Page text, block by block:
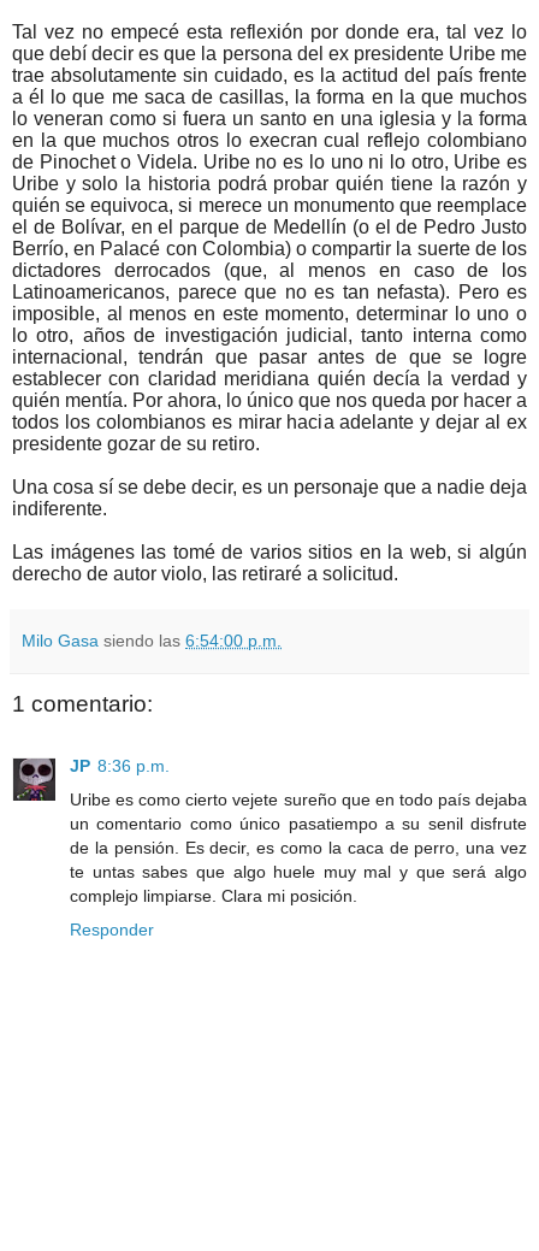
Tal vez no empecé esta reflexión por donde era, tal vez lo
que debí decir es que la persona del ex presidente Uribe me
trae absolutamente sin cuidado, es la actitud del país frente
a él lo que me saca de casillas, la forma en la que muchos
lo veneran como si fuera un santo en una iglesia y la forma
en la que muchos otros lo execran cual reflejo colombiano
de Pinochet o Videla. Uribe no es lo uno ni lo otro, Uribe es
Uribe y solo la historia podrá probar quién tiene la razón y
quién se equivoca, si merece un monumento que reemplace
el de Bolívar, en el parque de Medellín (o el de Pedro Justo
Berrío, en Palacé con Colombia) o compartir la suerte de los
dictadores derrocados (que, al menos en caso de los
Latinoamericanos, parece que no es tan nefasta). Pero es
imposible, al menos en este momento, determinar lo uno o
lo otro, años de investigación judicial, tanto interna como
internacional, tendrán que pasar antes de que se logre
establecer con claridad meridiana quién decía la verdad y
quién mentía. Por ahora, lo único que nos queda por hacer a
todos los colombianos es mirar hacia adelante y dejar al ex
presidente gozar de su retiro.
Una cosa sí se debe decir, es un personaje que a nadie deja
indiferente.
Las imágenes las tomé de varios sitios en la web, si algún
derecho de autor violo, las retiraré a solicitud.
Milo Gasa siendo las 6:54:00 p.m.
1 comentario:
JP 8:36 p.m.
Uribe es como cierto vejete sureño que en todo país dejaba
un comentario como único pasatiempo a su senil disfrute
de la pensión. Es decir, es como la caca de perro, una vez
te untas sabes que algo huele muy mal y que será algo
complejo limpiarse. Clara mi posición.
Responder